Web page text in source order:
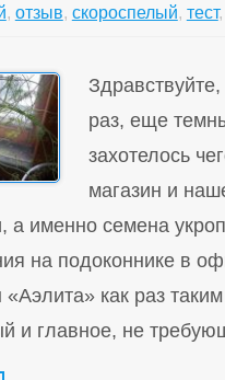
, отзыв, скороспелый, тест,
раз, еще
захотелось
магазин и
а именно семена
на подоконнике в
как раз
и главное, не